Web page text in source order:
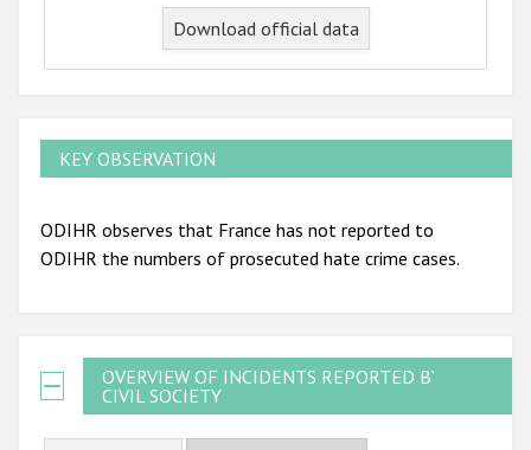
End of interactive chart.
Download official data
KEY OBSERVATION
ODIHR observes that France has not reported to
ODIHR the numbers of prosecuted hate crime cases.
OVERVIEW OF INCIDENTS REPORTED BY
CIVIL SOCIETY